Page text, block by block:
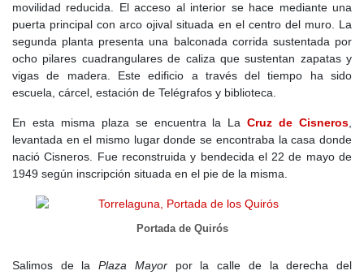
movilidad reducida. El acceso al interior se hace mediante una
puerta principal con arco ojival situada en el centro del muro. La
segunda planta presenta una balconada corrida sustentada por
ocho pilares cuadrangulares de caliza que sustentan zapatas y
vigas de madera. Este edificio a través del tiempo ha sido
escuela, cárcel, estación de Telégrafos y biblioteca.
En esta misma plaza se encuentra la LaCruz de Cisneros,
levantada en el mismo lugar donde se encontraba la casa donde
nació Cisneros. Fue reconstruida y bendecida el 22 de mayo de
1949 según inscripción situada en el pie de la misma.
Portada de Quirós
Salimos de laPlaza Mayorpor la calle de la derecha del